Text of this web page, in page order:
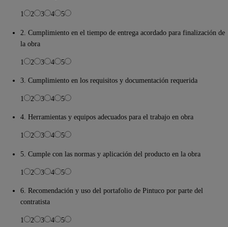
1 2 3 4 5
2. Cumplimiento en el tiempo de entrega acordado para finalización de
la obra
1 2 3 4 5
3. Cumplimiento en los requisitos y documentación requerida
1 2 3 4 5
4. Herramientas y equipos adecuados para el trabajo en obra
1 2 3 4 5
5. Cumple con las normas y aplicación del producto en la obra
1 2 3 4 5
6. Recomendación y uso del portafolio de Pintuco por parte del
contratista
1 2 3 4 5